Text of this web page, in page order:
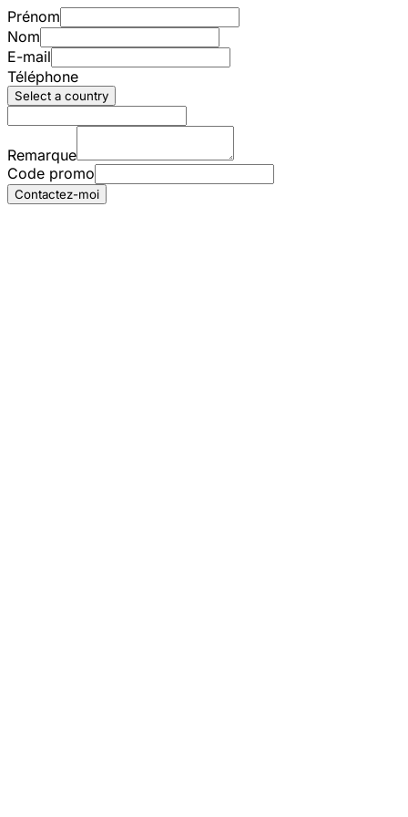
Prénom
Nom
E-mail
Téléphone
Select a country
Remarque
Code promo
Contactez-moi